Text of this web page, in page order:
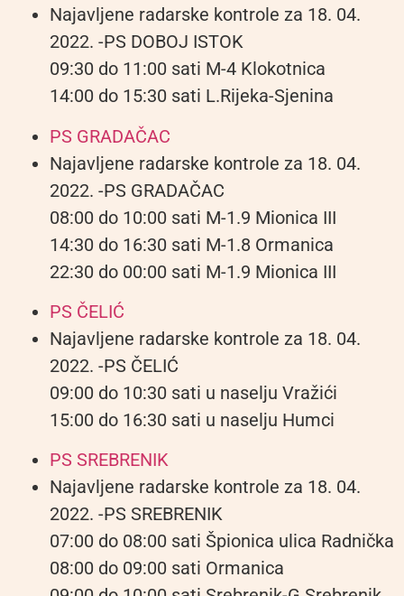
Najavljene radarske kontrole za 18. 04.
2022. -PS DOBOJ ISTOK
09:30 do 11:00 sati M-4 Klokotnica
14:00 do 15:30 sati L.Rijeka-Sjenina
PS GRADAČAC
Najavljene radarske kontrole za 18. 04.
2022. -PS GRADAČAC
08:00 do 10:00 sati M-1.9 Mionica III
14:30 do 16:30 sati M-1.8 Ormanica
22:30 do 00:00 sati M-1.9 Mionica III
PS ČELIĆ
Najavljene radarske kontrole za 18. 04.
2022. -PS ČELIĆ
09:00 do 10:30 sati u naselju Vražići
15:00 do 16:30 sati u naselju Humci
PS SREBRENIK
Najavljene radarske kontrole za 18. 04.
2022. -PS SREBRENIK
07:00 do 08:00 sati Špionica ulica Radnička
08:00 do 09:00 sati Ormanica